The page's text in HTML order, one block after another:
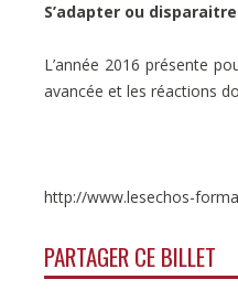
S’adapter ou disparaitre
L’année 2016 présente
avancée et les réactions
http://www.lesechos-
PARTAGER CE BILLET